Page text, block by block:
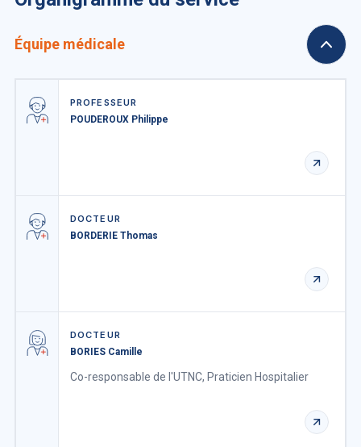
Équipe médicale
PROFESSEUR
POUDEROUX Philippe
DOCTEUR
BORDERIE Thomas
DOCTEUR
BORIES Camille
Co-responsable de l'UTNC, Praticien Hospitalier